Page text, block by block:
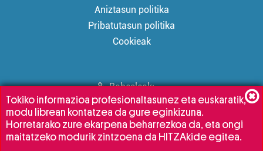
Aniztasun politika
Pribatutasun politika
Cookieak
Babesleak:
Tokiko informazioa profesionaltasunez eta euskaratik,
modu librean kontatzea da gure eginkizuna.
Horretarako zure ekarpena beharrezkoa da, eta ongi
maitatzeko modurik zintzoena da HITZAkide egitea.